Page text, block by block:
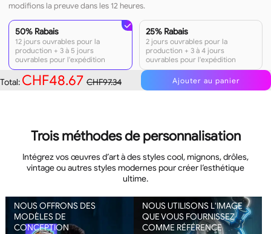
modifions la preuve dans les 12 heures.
50% Rabais
12 jours ouvrables pour la
production + 3 à 5 jours
ouvrables pour l'expédition
25% Rabais
2 jours ouvrables pour la
production + 3 à 4 jours
ouvrables pour l'expédition
Total: CHF48.67 CHF97.34 Ajouter au panier
Trois méthodes de personnalisation
Intégrez vos œuvres d’art à des styles cool, mignons, drôles,
vintage ou autres styles modernes pour créer l’esthétique
ultime.
NOUS OFFRONS DES
MODÈLES DE
CONCEPTION
NOUS UTILISONS L'IMAGE
QUE VOUS FOURNISSEZ
COMME RÉFÉRENCE